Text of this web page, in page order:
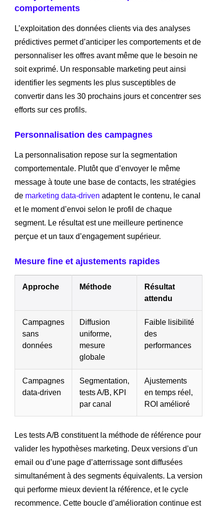
comportements
L’exploitation des données clients via des analyses
prédictives permet d’anticiper les comportements et de
personnaliser les offres avant même que le besoin ne
soit exprimé. Un responsable marketing peut ainsi
identifier les segments les plus susceptibles de
convertir dans les 30 prochains jours et concentrer ses
efforts sur ces profils.
Personnalisation des campagnes
La personnalisation repose sur la segmentation
comportementale. Plutôt que d’envoyer le même
message à toute une base de contacts, les stratégies
de marketing data-driven adaptent le contenu, le canal
et le moment d’envoi selon le profil de chaque
segment. Le résultat est une meilleure pertinence
perçue et un taux d’engagement supérieur.
Mesure fine et ajustements rapides
Approche Méthode
Résultat
attendu
Campagnes
sans
données
Diffusion
uniforme,
mesure
globale
Faible lisibilité
des
performances
Campagnes
data-driven
Segmentation,
tests A/B, KPI
par canal
Ajustements
en temps réel,
ROI amélioré
Les tests A/B constituent la méthode de référence pour
valider les hypothèses marketing. Deux versions d’un
email ou d’une page d’atterrissage sont diffusées
simultanément à des segments équivalents. La version
qui performe mieux devient la référence, et le cycle
recommence. Cette boucle d’amélioration continue est